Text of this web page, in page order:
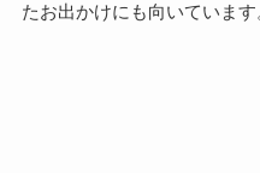
たお出かけにも向いています